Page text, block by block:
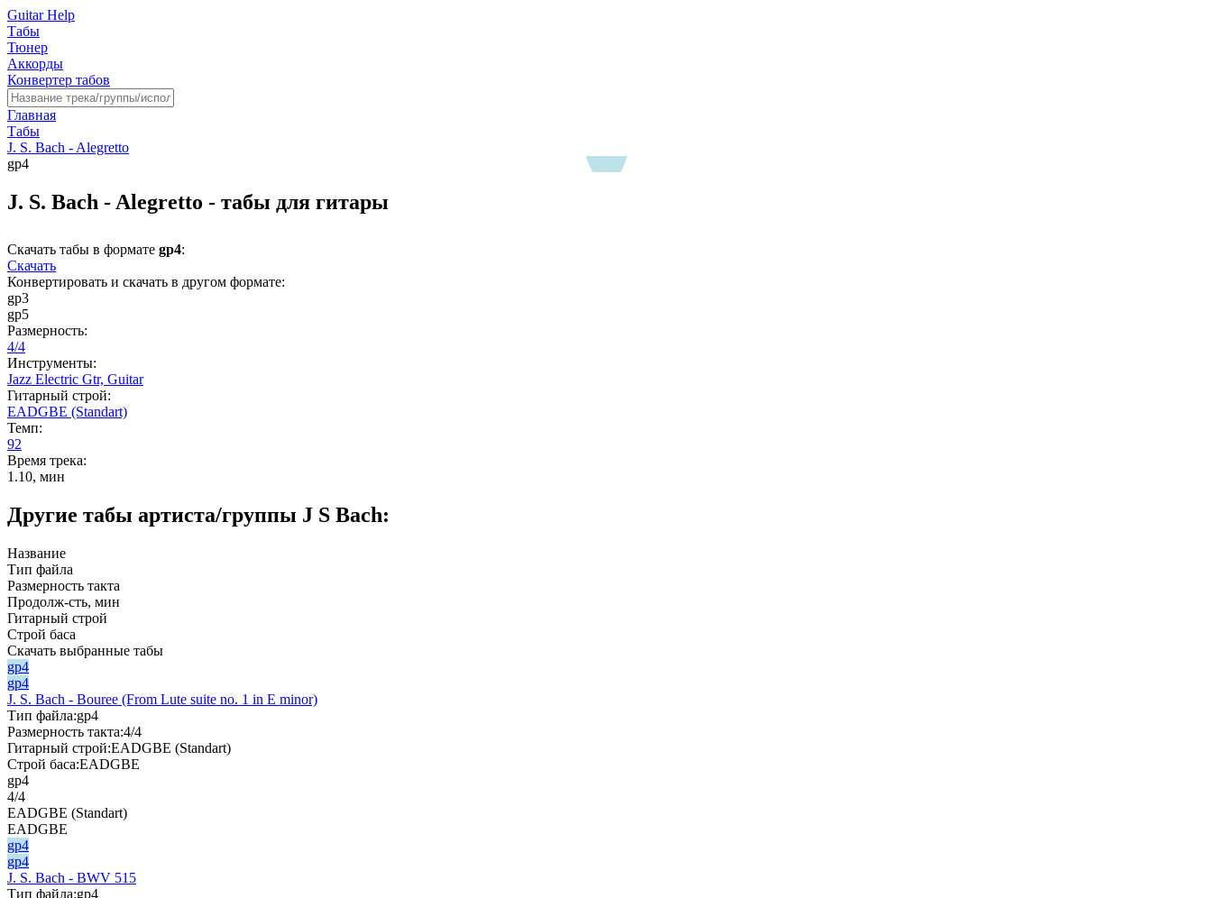
Guitar Help
Табы
Тюнер
Аккорды
Конвертер табов
Главная
Табы
J. S. Bach - Alegretto
gp4
J. S. Bach - Alegretto - табы для гитары
Скачать табы в формате gp4:
Скачать
Конвертировать и скачать в другом формате:
gp3
gp5
Размерность:
4/4
Инструменты:
Jazz Electric Gtr, Guitar
Гитарный строй:
EADGBE (Standart)
Темп:
92
Время трека:
1.10, мин
Другие табы артиста/группы J S Bach:
Название
Тип файла
Размерность такта
Продолж-сть, мин
Гитарный строй
Строй баса
Скачать выбранные табы
gp4
gp4
J. S. Bach - Bouree (From Lute suite no. 1 in E minor)
Тип файла:gp4
Размерность такта:4/4
Гитарный строй:EADGBE (Standart)
Строй баса:EADGBE
gp4
4/4
EADGBE (Standart)
EADGBE
gp4
gp4
J. S. Bach - BWV 515
Тип файла:gp4